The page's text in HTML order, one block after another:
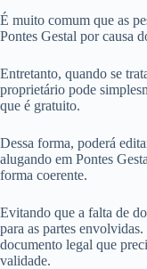
É muito comum que as
Pontes Gestal por causa
Entretanto, quando se
proprietário pode
que é gratuito.
Dessa forma, poderá
alugando em Pontes
forma coerente.
Evitando que a falta de
para as partes
documento legal que
validade.